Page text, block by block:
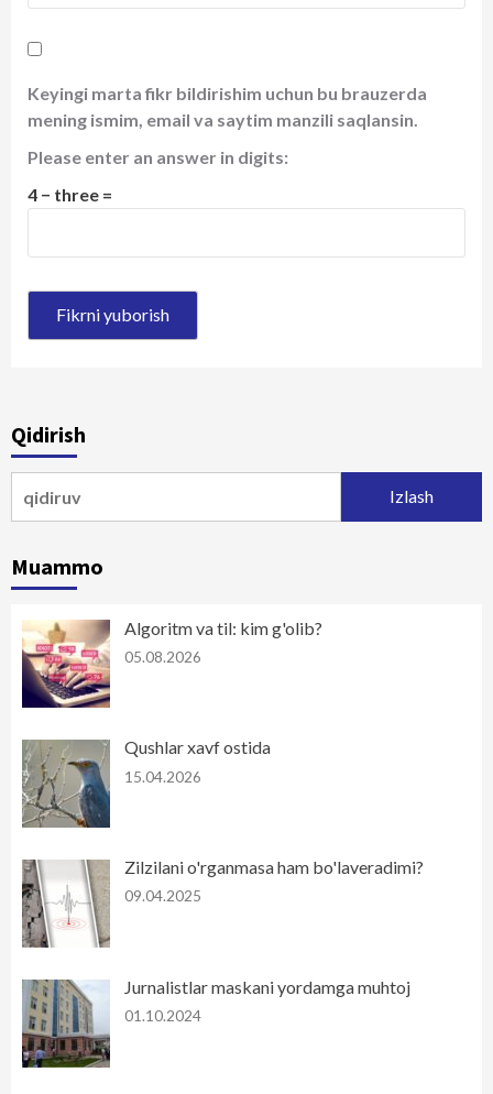
Keyingi marta fikr bildirishim uchun bu brauzerda
mening ismim, email va saytim manzili saqlansin.
Please enter an answer in digits:
4 − three =
Qidirish
Muammo
Algoritm va til: kim g'olib?
05.08.2026
Qushlar xavf ostida
15.04.2026
Zilzilani o'rganmasa ham bo'laveradimi?
09.04.2025
Jurnalistlar maskani yordamga muhtoj
01.10.2024